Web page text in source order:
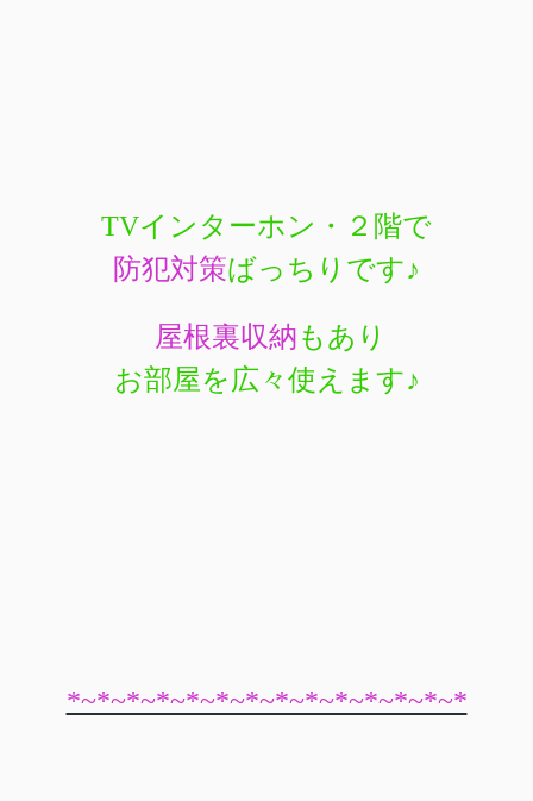
TVインターホン・２階で
防犯対策ばっちりです♪
屋根裏収納もあり
お部屋を広々使えます♪
*~*~*~*~*~*~*~*~*~*~*~*~*~*